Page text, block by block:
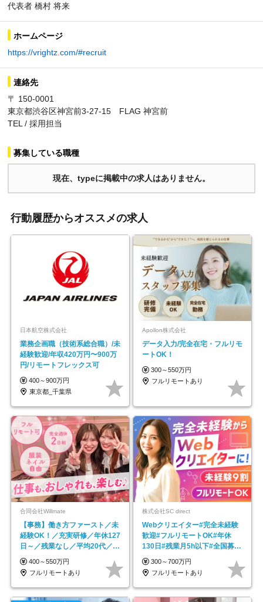
代表者 橋村 将来
ホームページ
https://vrightz.com/#recruit
連絡先
〒 150-0001
東京都渋谷区神宮前3-27-15 FLAG 神宮前
TEL / 採用担当
募集している職種
現在、typeに掲載中の求人はありません。
行動履歴からオススメの求人
日本航空株式会社
業務企画職（技術系総合職）/未
経験歓迎/年収420万円〜900万
円/リモートフレックス可
400～900万円
東京都_千葉県
Apollon株式会社
データ入力/完全在宅・フルリモ
ートOK！
300～550万円
フルリモートあり
合同会社Willmate
【事務】働き方ファースト／未
経験OK！／充実研修／年休127
日～／残業なし／平均20代／リ
モートOK
400～550万円
フルリモートあり
株式会社SC direct
Webクリエイター#完全未経験
歓迎#フルリモートOK#年休
130日#残業月5h以下#全国募集
#最大1年の研修
300～700万円
フルリモートあり